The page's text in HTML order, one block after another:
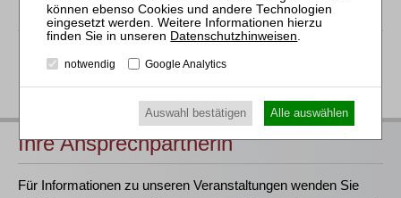
weitere Person anmelden
Ihre Ansprechpartnerin
Für Informationen zu unseren Veranstaltungen wenden Sie
Datenschutzhinweisen.
notwendig Google Analytics
Auswahl bestätigen Alle auswählen